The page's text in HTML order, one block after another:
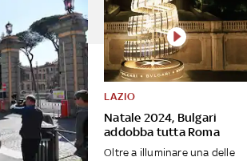
Natale 2024, Bulgari
addobba tutta Roma
LAZIO
Oltre a illuminare una delle